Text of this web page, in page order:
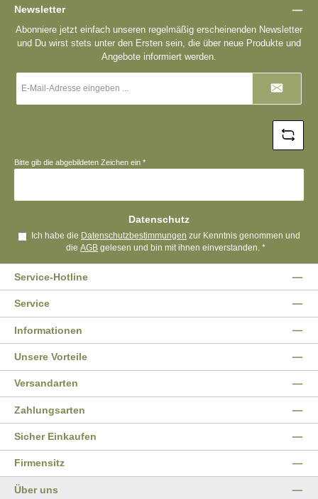
Newsletter
Abonniere jetzt einfach unseren regelmäßig erscheinenden Newsletter
und Du wirst stets unter den Ersten sein, die über neue Produkte und
Angebote informiert werden.
Mail-
Bitte gib die abgebildeten Zeichen ein *
Datenschutz
Ich habe die Datenschutzbestimmungen zur Kenntnis genommen und
dieAGB gelesen und bin mit ihnen einverstanden.*
Service-Hotline
Service
Informationen
Unsere Vorteile
Versandarten
Sicher Einkaufen
Zahlungsarten
Firmensitz
Über uns